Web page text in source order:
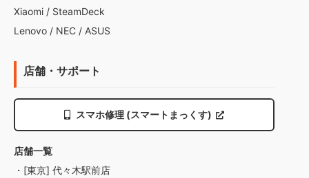
Xiaomi / SteamDeck
Lenovo / NEC / ASUS
店舗・サポート
スマホ修理 (スマートまっくす)
店舗一覧
・[東京] 代々木駅前店